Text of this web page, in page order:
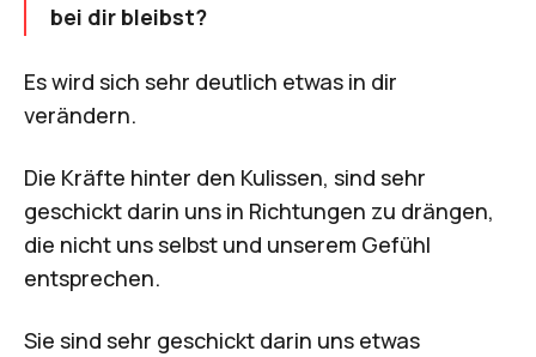
bei dir bleibst?
Es wird sich sehr deutlich etwas in dir
verändern.
Die Kräfte hinter den Kulissen, sind sehr
geschickt darin uns in Richtungen zu drängen,
die nicht uns selbst und unserem Gefühl
entsprechen.
Sie sind sehr geschickt darin uns etwas